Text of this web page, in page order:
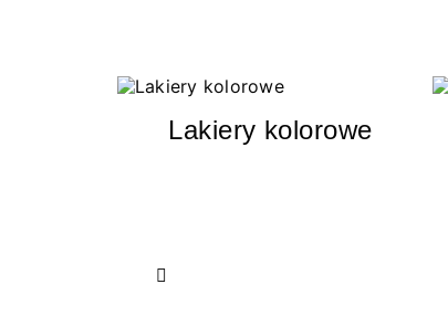
Lakiery kolorowe